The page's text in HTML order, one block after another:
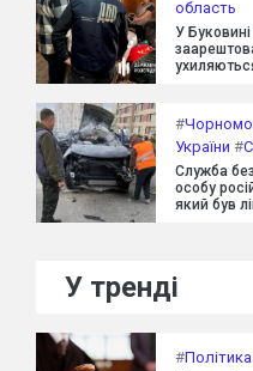
область
У
#
України #
Служба
особу
який був
У тренді
#Політика